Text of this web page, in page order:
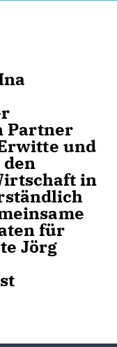
Partner
und
in
für
Jörg